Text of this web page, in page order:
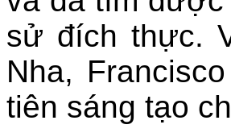
sử đích thực.
Nha,
tiên sáng tạo